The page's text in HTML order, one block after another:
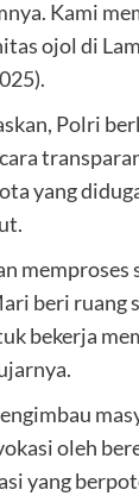
Kami
ojol di
Polri
yang
memproses
beri ruang
bekerja
oleh
yang